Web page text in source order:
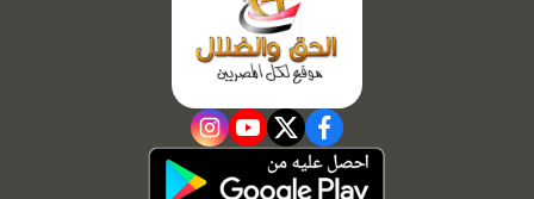
facebook
twitter
youtube
instagram